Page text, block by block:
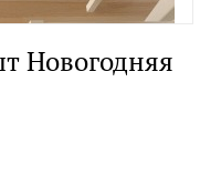
Новогодняя